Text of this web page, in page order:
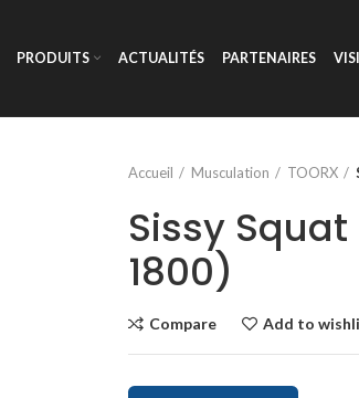
PRODUITS ACTUALITÉS PARTENAIRES
Accueil Musculation TOORX
Sissy
1800)
Compare Add to